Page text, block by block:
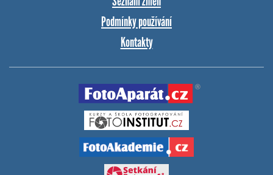
Podmínky používání
Kontakty